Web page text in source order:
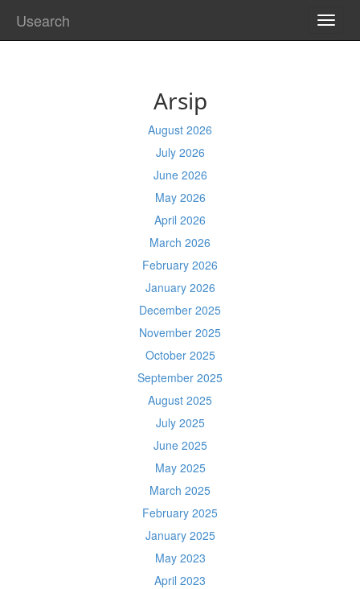
Usearch
Arsip
August 2026
July 2026
June 2026
May 2026
April 2026
March 2026
February 2026
January 2026
December 2025
November 2025
October 2025
September 2025
August 2025
July 2025
June 2025
May 2025
March 2025
February 2025
January 2025
May 2023
April 2023